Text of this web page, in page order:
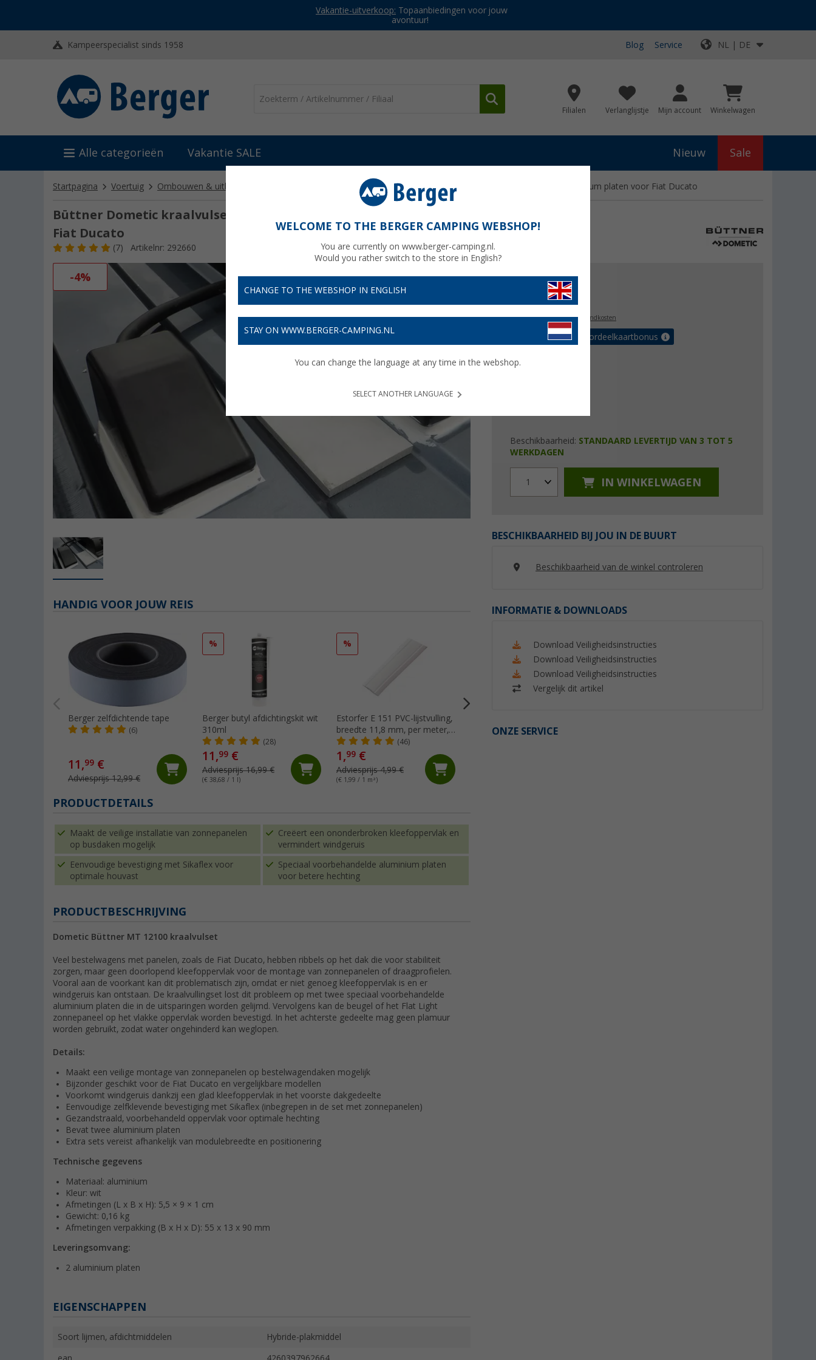
Vakantie-uitverkoop: Topaanbiedingen voor jouw
avontuur!
Kampeerspecialist sinds 1958 Blog Service NL | DE
Filialen Verlanglijstje Mijn account Winkelwagen
Alle categorieën Vakantie SALE Nieuw Sale
Startpagina Voertuig Ombouwen & uitbouwen Büttner Dometic kraalvulset MT 12100 bestaande uit 2 aluminium platen voor Fiat Ducato
Büttner Dometic kraalvulset MT 12100 bestaande uit 2 aluminium platen voor
Fiat Ducato
(7) Artikelnr: 292660
-4% Adviesprijs€ 22,00
€ 20,99
Prijzen incl. BTWplus verzendkosten
Verzeker tot 5% voordeelkaartbonus
Beschikbaarheid: STANDAARD LEVERTIJD VAN 3 TOT 5
WERKDAGEN
1 IN WINKELWAGEN
BESCHIKBAARHEID BIJ JOU IN DE BUURT
Beschikbaarheid van de winkel controleren
INFORMATIE & DOWNLOADS
Download Veiligheidsinstructies
Download Veiligheidsinstructies
Download Veiligheidsinstructies
Vergelijk dit artikel
ONZE SERVICE
HANDIG VOOR JOUW REIS
Berger zelfdichtende tape
(6)
11,99 €
Adviesprijs 12,99 €
%
Berger butyl afdichtingskit wit
310ml
(28)
11,99 €
Adviesprijs 16,99 €
(€ 38,68 / 1 l)
%
Estorfer E 151 PVC-lijstvulling,
breedte 11,8 mm, per meter,
wit
(46)
1,99 €
Adviesprijs 4,99 €
(€ 1,99 / 1 m²)
(Meer dan 100)
%
PRODUCTDETAILS
Maakt de veilige installatie van zonnepanelen
op busdaken mogelijk
Creëert een ononderbroken kleefoppervlak en
vermindert windgeruis
Eenvoudige bevestiging met Sikaflex voor
optimale houvast
Speciaal voorbehandelde aluminium platen
voor betere hechting
PRODUCTBESCHRIJVING
Dometic Büttner MT 12100 kraalvulset
Veel bestelwagens met panelen, zoals de Fiat Ducato, hebben ribbels op het dak die voor stabiliteit
zorgen, maar geen doorlopend kleefoppervlak voor de montage van zonnepanelen of draagprofielen.
Vooral aan de voorkant kan dit problematisch zijn, omdat er niet genoeg kleefoppervlak is en er
windgeruis kan ontstaan. De kraalvullingset lost dit probleem op met twee speciaal voorbehandelde
aluminium platen die in de uitsparingen worden gelijmd. Vervolgens kan de beugel of het Flat Light
zonnepaneel op het vlakke oppervlak worden bevestigd. In het achterste gedeelte mag geen plamuur
worden gebruikt, zodat water ongehinderd kan weglopen.
Details:
Maakt een veilige montage van zonnepanelen op bestelwagendaken mogelijk
Bijzonder geschikt voor de Fiat Ducato en vergelijkbare modellen
Voorkomt windgeruis dankzij een glad kleefoppervlak in het voorste dakgedeelte
Eenvoudige zelfklevende bevestiging met Sikaflex (inbegrepen in de set met zonnepanelen)
Gezandstraald, voorbehandeld oppervlak voor optimale hechting
Bevat twee aluminium platen
Extra sets vereist afhankelijk van modulebreedte en positionering
Technische gegevens
Materiaal: aluminium
Kleur: wit
Afmetingen (L x B x H): 5,5 × 9 × 1 cm
Gewicht: 0,16 kg
Afmetingen verpakking (B x H x D): 55 x 13 x 90 mm
Leveringsomvang:
2 aluminium platen
EIGENSCHAPPEN
Soort lijmen, afdichtmiddelen Hybride-plakmiddel
WELCOME TO THE BERGER CAMPING WEBSHOP!
You are currently on www.berger-camping.nl.
Would you rather switch to the store in English?
CHANGE TO THE WEBSHOP IN ENGLISH
STAY ON WWW.BERGER-CAMPING.NL
You can change the language at any time in the webshop.
SELECT ANOTHER LANGUAGE